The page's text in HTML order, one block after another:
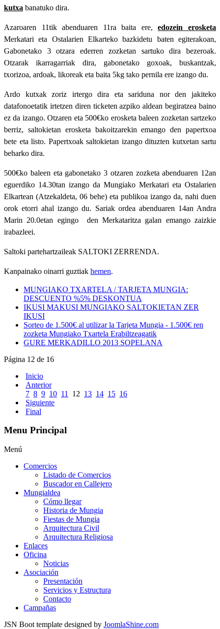
kutxa banatuko dira.
Azaroaren 11tik abenduaren 11ra baita ere,edozein erosketa
Merkatari eta Ostalarien Elkarteko bazkidetu baten egiterakoan,
Gabonetako 3 otzara ederren zozketan sartuko dira bezeroak.
Otzarak ikarragarriak dira, gabonetako goxoak, buskantzak,
txorizoa, ardoak, likoreak eta baita 5kg tako pernila ere izango du.
Ardo kutxak zoriz irtergo dira eta sariduna nor den jakiteko
datafonoetatik irtetzen diren ticketen azpiko aldean begiratzea baino
ez da izango. Otzaren eta 500€ko erosketa baleen zozketan sartzeko
berriz, saltokietan erosketa bakoitzarekin emango den papertxoa
bete eta listo. Papertxoak saltokietan izango dituzten kutxetan sartu
beharko dira.
500€ko baleen eta gabonetako 3 otzaren zozketa abenduaren 12an
eguerdiko 14.30tan izango da Mungiako Merkatari eta Ostalarien
Elkartean (Atzekaldeta, 06 behe) eta publikoa izango da, nahi duen
orok etorri ahal izango du. Sariak ordea abenduaren 14an Andra
Marin 20.0etan egingo
den Merkataritza galan emango zaizkie
irabazleei.
Saltoki partehartzaileak SALTOKI ZERRENDA.
Kanpainako oinarri guztiak hemen.
MUNGIAKO TXARTELA / TARJETA MUNGIA:
DESCUENTO %5% DESKONTUA
IKUSI MAKUSI MUNGIAKO SALTOKIETAN ZER
IKUSI
Sorteo de 1.500€ al utilizar la Tarjeta Mungia - 1.500€ ren
zozketa Mungiako Txartela Erabiltzeagatik
GURE MERKADILLO 2013 SOPELANA
Página 12 de 16
Inicio
Anterior
7 8 9 10 11 12 13 14 15 16
Siguiente
Final
Menu Principal
Menú
Comercios
Listado de Comercios
Buscador en Callejero
Mungialdea
Cómo llegar
Historia de Mungia
Fiestas de Mungia
Arquitectura Civil
Arquitectura Religiosa
Enlaces
Oficina
Noticias
Asociación
Presentación
Servicios y Estructura
Contacto
Campañas
JSN Boot template designed by JoomlaShine.com